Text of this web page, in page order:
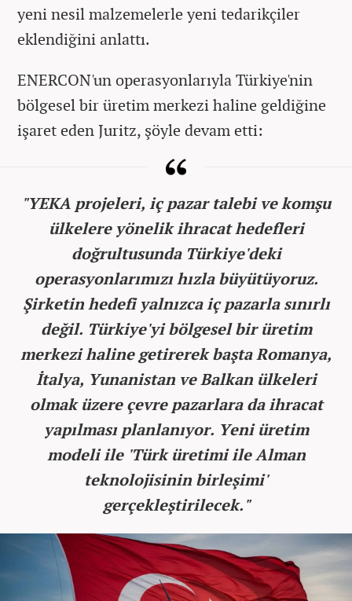
yeni nesil malzemelerle yeni tedarikçiler
eklendiğini anlattı.
ENERCON'un operasyonlarıyla Türkiye'nin
bölgesel bir üretim merkezi haline geldiğine
işaret eden Juritz, şöyle devam etti:
"YEKA projeleri, iç pazar talebi ve komşu
ülkelere yönelik ihracat hedefleri
doğrultusunda Türkiye'deki
operasyonlarımızı hızla büyütüyoruz.
Şirketin hedefi yalnızca iç pazarla sınırlı
değil. Türkiye'yi bölgesel bir üretim
merkezi haline getirerek başta Romanya,
İtalya, Yunanistan ve Balkan ülkeleri
olmak üzere çevre pazarlara da ihracat
yapılması planlanıyor. Yeni üretim
modeli ile 'Türk üretimi ile Alman
teknolojisinin birleşimi'
gerçekleştirilecek."